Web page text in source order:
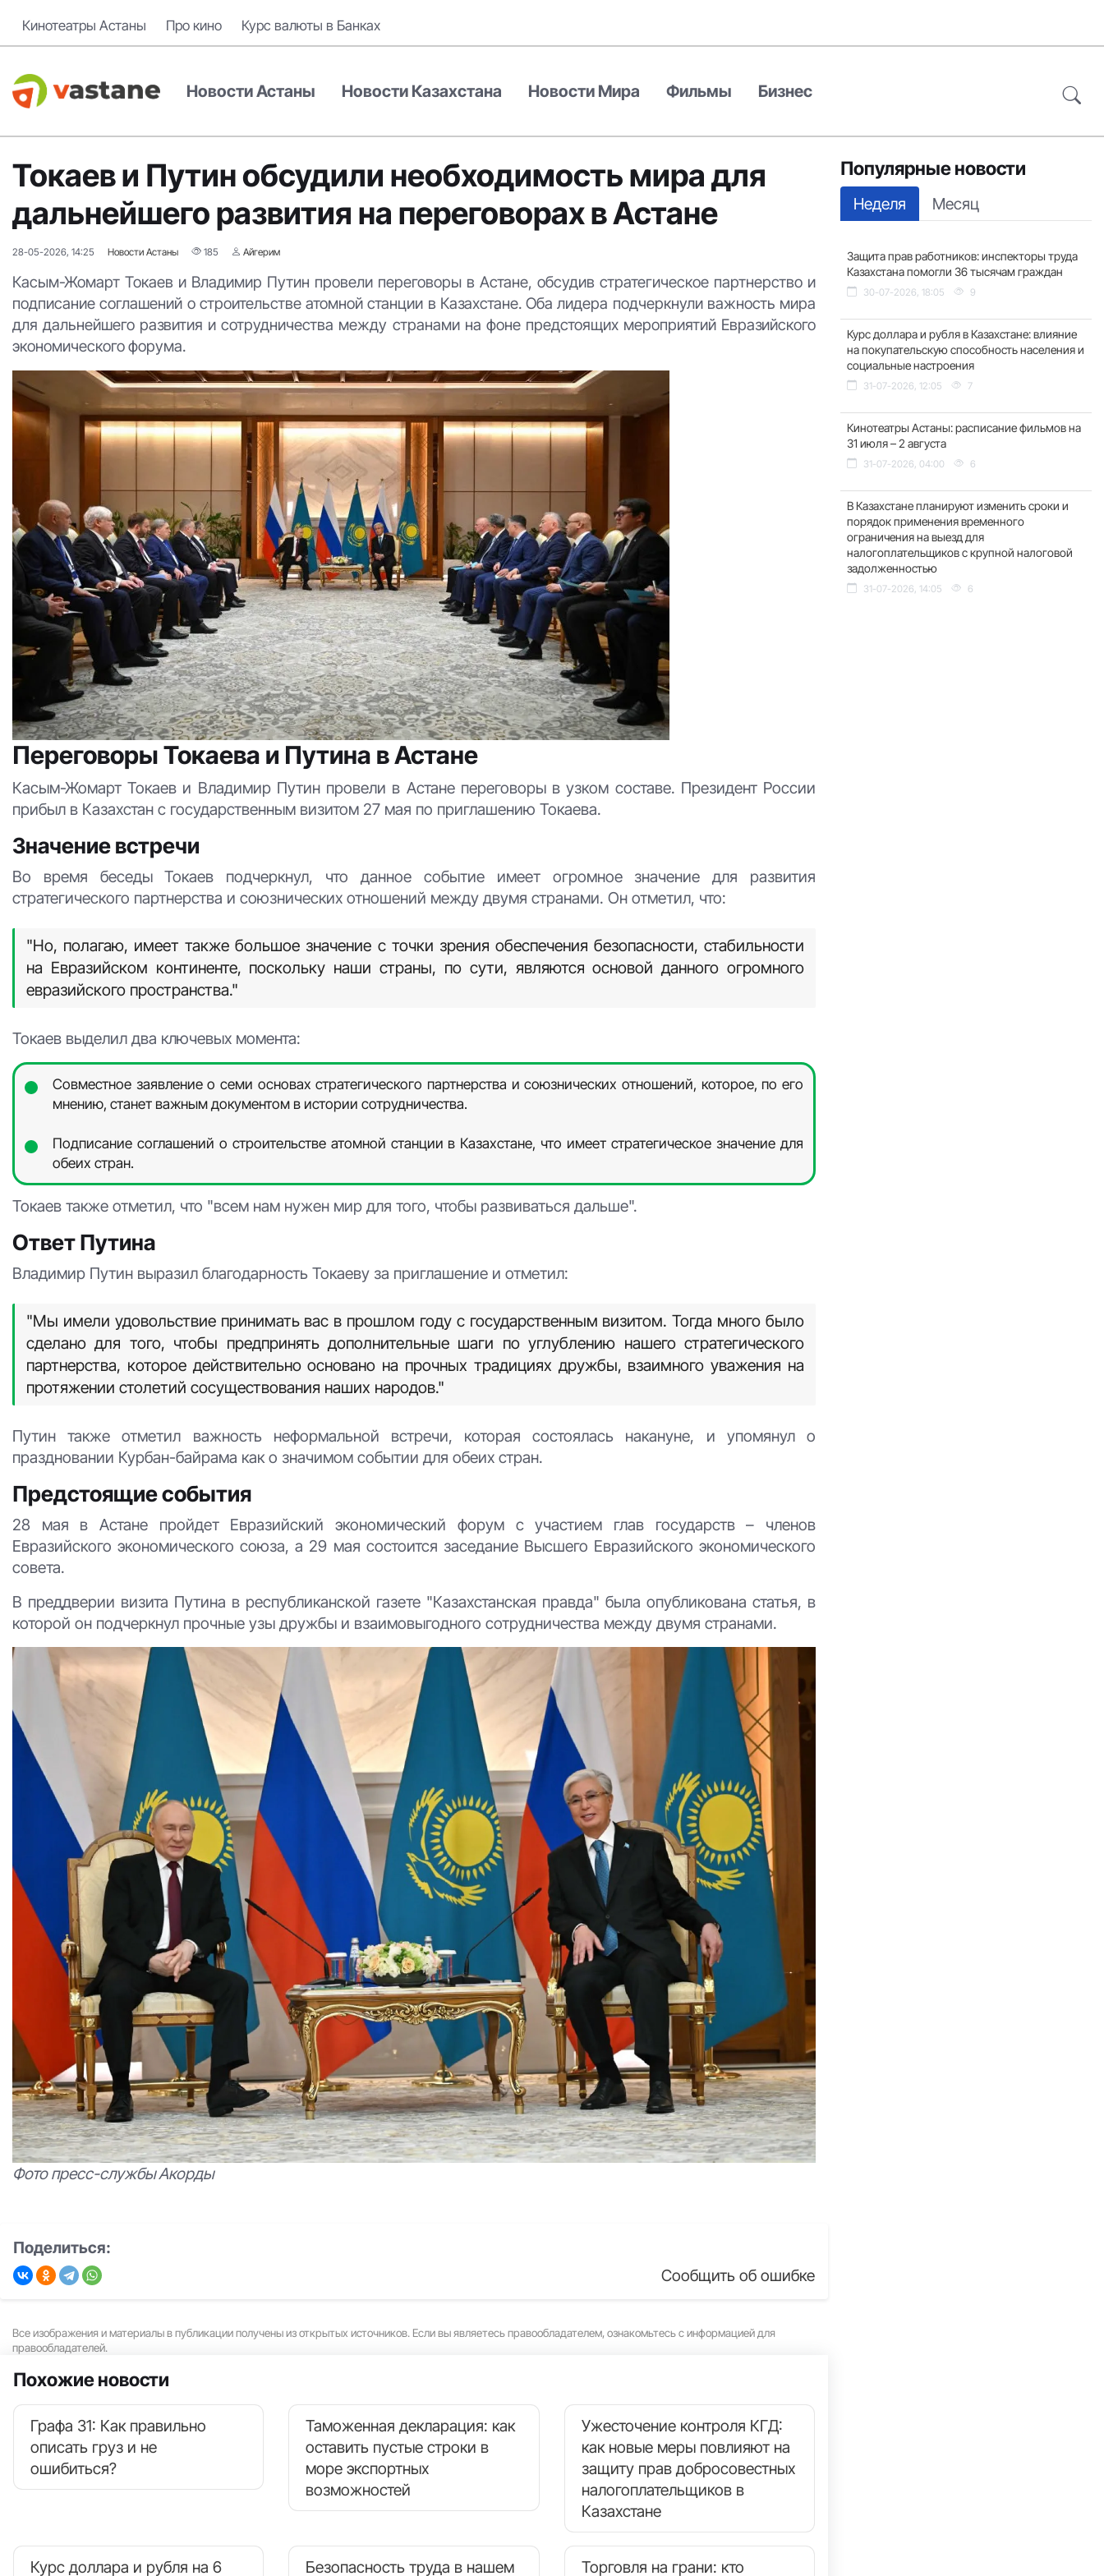
Кинотеатры Астаны Про кино Курс валюты в Банках
Новости Астаны Новости Казахстана Новости Мира Фильмы Бизнес
Токаев и Путин обсудили необходимость мира для
дальнейшего развития на переговорах в Астане
28-05-2026, 14:25 Новости Астаны 185 Айгерим
Касым-Жомарт Токаев и Владимир Путин провели переговоры в Астане, обсудив стратегическое партнерство и
подписание соглашений о строительстве атомной станции в Казахстане. Оба лидера подчеркнули важность мира
для дальнейшего развития и сотрудничества между странами на фоне предстоящих мероприятий Евразийского
экономического форума.
Переговоры Токаева и Путина в Астане
Касым-Жомарт Токаев и Владимир Путин провели в Астане переговоры в узком составе. Президент России
прибыл в Казахстан с государственным визитом 27 мая по приглашению Токаева.
Значение встречи
Во время беседы Токаев подчеркнул, что данное событие имеет огромное значение для развития
стратегического партнерства и союзнических отношений между двумя странами. Он отметил, что:
"Но, полагаю, имеет также большое значение с точки зрения обеспечения безопасности, стабильности
на Евразийском континенте, поскольку наши страны, по сути, являются основой данного огромного
евразийского пространства."
Токаев выделил два ключевых момента:
Совместное заявление о семи основах стратегического партнерства и союзнических отношений, которое, по его
мнению, станет важным документом в истории сотрудничества.
Подписание соглашений о строительстве атомной станции в Казахстане, что имеет стратегическое значение для
обеих стран.
Токаев также отметил, что "всем нам нужен мир для того, чтобы развиваться дальше".
Ответ Путина
Владимир Путин выразил благодарность Токаеву за приглашение и отметил:
"Мы имели удовольствие принимать вас в прошлом году с государственным визитом. Тогда много было
сделано для того, чтобы предпринять дополнительные шаги по углублению нашего стратегического
партнерства, которое действительно основано на прочных традициях дружбы, взаимного уважения на
протяжении столетий сосуществования наших народов."
Путин также отметил важность неформальной встречи, которая состоялась накануне, и упомянул о
праздновании Курбан-байрама как о значимом событии для обеих стран.
Предстоящие события
28 мая в Астане пройдет Евразийский экономический форум с участием глав государств – членов
Евразийского экономического союза, а 29 мая состоится заседание Высшего Евразийского экономического
совета.
В преддверии визита Путина в республиканской газете "Казахстанская правда" была опубликована статья, в
которой он подчеркнул прочные узы дружбы и взаимовыгодного сотрудничества между двумя странами.
Фото пресс-службы Акорды
Поделиться:
Сообщить об ошибке
Все изображения и материалы в публикации получены из открытых источников. Если вы являетесь правообладателем, ознакомьтесь с информацией для
правообладателей.
Похожие новости
Графа 31: Как правильно
описать груз и не
ошибиться?
Таможенная декларация: как
оставить пустые строки в
море экспортных
возможностей
Ужесточение контроля КГД:
как новые меры повлияют на
защиту прав добросовестных
налогоплательщиков в
Казахстане
Курс доллара и рубля на 6
Безопасность труда в нашем
Торговля на грани: кто
Популярные новости
Неделя Месяц
Защита прав работников: инспекторы труда
Казахстана помогли 36 тысячам граждан
30-07-2026, 18:05 9
Курс доллара и рубля в Казахстане: влияние
на покупательскую способность населения и
социальные настроения
31-07-2026, 12:05 7
Кинотеатры Астаны: расписание фильмов на
31 июля – 2 августа
31-07-2026, 04:00 6
В Казахстане планируют изменить сроки и
порядок применения временного
ограничения на выезд для
налогоплательщиков с крупной налоговой
задолженностью
31-07-2026, 14:05 6